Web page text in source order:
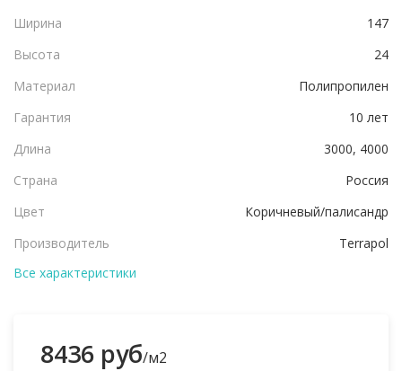
Ширина
147
Высота
24
Материал
Полипропилен
Гарантия
10 лет
Длина
3000, 4000
Страна
Россия
Цвет
Коричневый/палисандр
Производитель
Terrapol
Все характеристики
8436 руб/м2